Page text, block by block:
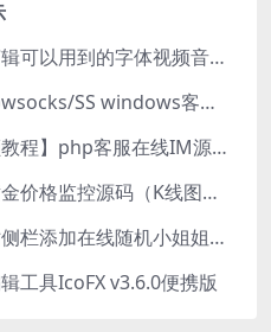
设计剪辑可以用到的字体视频音乐音效素材
Shadowsocks/SS windows客户端下载
【视频教程】php客服在线IM源码 网页在线客服软件代码
新版黄金价格监控源码（K线图模块，黄金舆情模块，AI智能客服源码）
为网站侧栏添加在线随机小姐姐视频小功能源码
工具IcoFX v3.6.0便携版